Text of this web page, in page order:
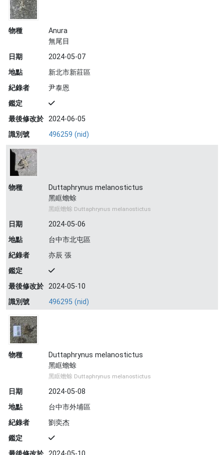
物種
Anura
無尾目
日期
2024-05-07
地點
新北市新莊區
紀錄者
尹泰恩
鑑定
最後修改於 2024-06-05
識別號
496259 (nid)
物種
Duttaphrynus melanostictus
黑眶蟾蜍
黑眶蟾蜍 Duttaphrynus melanostictus
日期
2024-05-06
地點
台中市北屯區
紀錄者
亦辰 張
鑑定
最後修改於 2024-05-10
識別號
496295 (nid)
物種
Duttaphrynus melanostictus
黑眶蟾蜍
黑眶蟾蜍 Duttaphrynus melanostictus
日期
2024-05-08
地點
台中市外埔區
紀錄者
劉奕杰
鑑定